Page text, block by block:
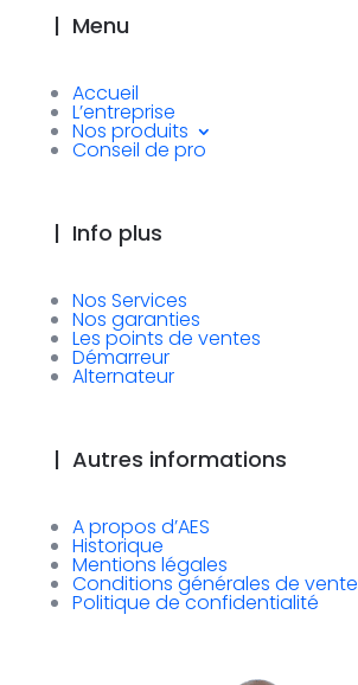
| Menu
Accueil
L’entreprise
Nos produits
Conseil de pro
| Info plus
Nos Services
Nos garanties
Les points de ventes
Démarreur
Alternateur
| Autres informations
A propos d’AES
Historique
Mentions légales
Conditions générales de vente
Politique de confidentialité